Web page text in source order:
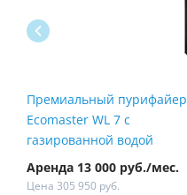
Премиальный пурифайер
Ecomaster WL 7 с
газированной водой
Аренда 13 000 руб./мес.
Цена 305 950 руб.